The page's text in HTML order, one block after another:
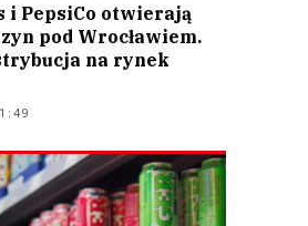
i PepsiCo otwierają
pod Wrocławiem.
na rynek